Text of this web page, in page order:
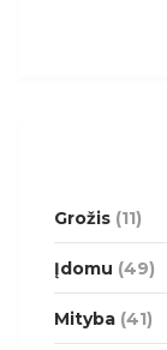
Grožis (11)
Įdomu (49)
Mityba (41)